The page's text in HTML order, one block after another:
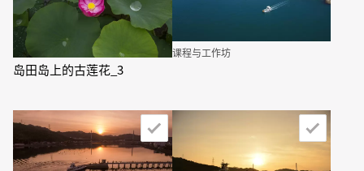
岛田岛上的古莲花_3
课程与工作坊